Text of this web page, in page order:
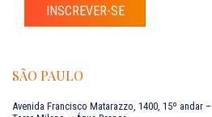
INSCREVER-SE
SÃO PAULO
Avenida Francisco Matarazzo, 1400, 15º andar –